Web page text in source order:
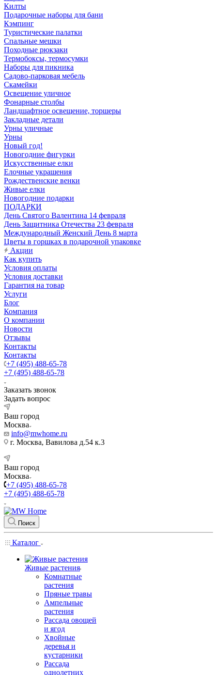
Килты
Подарочные наборы для бани
Кэмпинг
Туристические палатки
Спальные мешки
Походные рюкзаки
Термобоксы, термосумки
Наборы для пикника
Садово-парковая мебель
Скамейки
Освещение уличное
Фонарные столбы
Ландшафтное освещение, торшеры
Закладные детали
Урны уличные
Урны
Новый год!
Новогодние фигурки
Искусственные елки
Елочные украшения
Рождественские венки
Живые елки
Новогодние подарки
ПОДАРКИ
День Святого Валентина 14 февраля
День Защитника Отечества 23 февраля
Международный Женский День 8 марта
Цветы в горшках в подарочной упаковке
Акции
Как купить
Условия оплаты
Условия доставки
Гарантия на товар
Услуги
Блог
Компания
О компании
Новости
Отзывы
Контакты
Контакты
+7 (495) 488-65-78
+7 (495) 488-65-78
Заказать звонок
Задать вопрос
Ваш город
Москва
info@mwhome.ru
г. Москва, Вавилова д.54 к.3
Ваш город
Москва
+7 (495) 488-65-78
+7 (495) 488-65-78
Поиск
Каталог
Живые растения
Комнатные
растения
Пряные травы
Ампельные
растения
Рассада овощей
и ягод
Хвойные
деревья и
кустарники
Рассада
однолетних